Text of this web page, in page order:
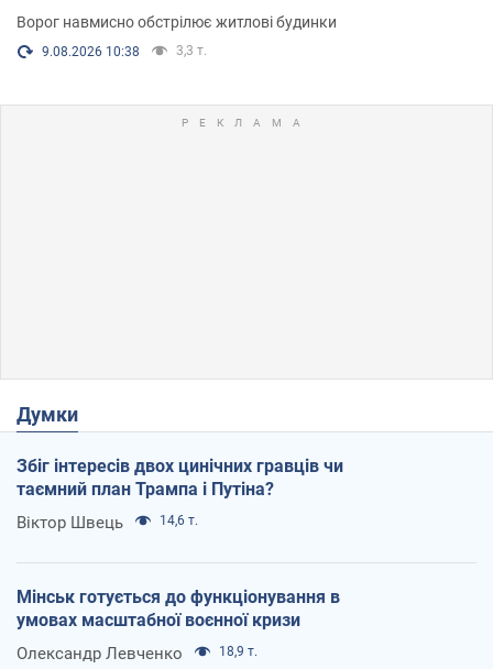
Ворог навмисно обстрілює житлові будинки
9.08.2026 10:38 3,3 т.
Думки
Збіг інтересів двох цинічних гравців чи
таємний план Трампа і Путіна?
Віктор Швець 14,6 т.
Мінськ готується до функціонування в
умовах масштабної воєнної кризи
Олександр Левченко 18,9 т.